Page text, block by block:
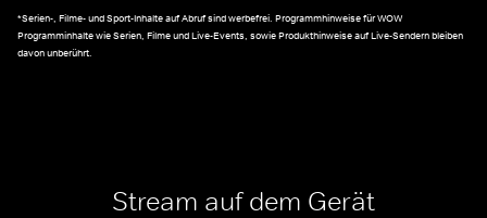
*Serien-, Filme- und Sport-Inhalte auf Abruf sind werbefrei. Programmhinweise für WOW
Programminhalte wie Serien, Filme und Live-Events, sowie Produkthinweise auf Live-Sendern bleiben
davon unberührt.
Stream auf dem Gerät